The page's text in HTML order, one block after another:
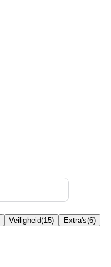
Veiligheid(15) Extra's(6)